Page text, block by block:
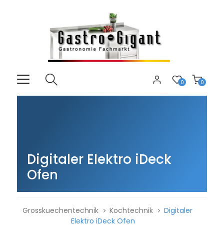
0
0
Digitaler Elektro iDeck
Ofen
Grosskuechentechnik Kochtechnik
Digitaler
Elektro iDeck Ofen